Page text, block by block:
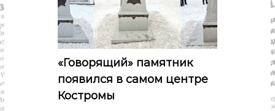
«Говорящий» памятник
появился в самом центре
Костромы